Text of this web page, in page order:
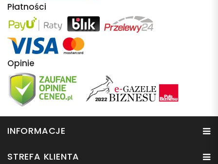
Płatności
Opinie
INFORMACJE
STREFA KLIENTA